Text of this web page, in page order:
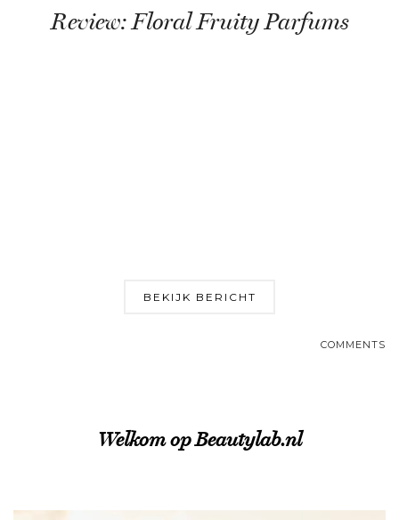
Review: Floral Fruity Parfums
BEKIJK BERICHT
COMMENTS
Welkom op Beautylab.nl